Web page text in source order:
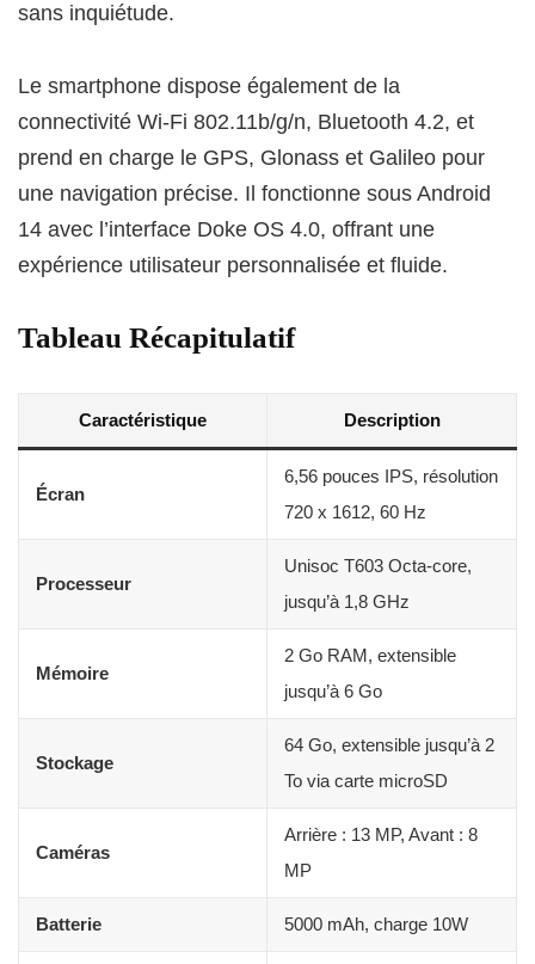
sans inquiétude.
Le smartphone dispose également de la
connectivité Wi-Fi 802.11b/g/n, Bluetooth 4.2, et
prend en charge le GPS, Glonass et Galileo pour
une navigation précise. Il fonctionne sous Android
14 avec l’interface Doke OS 4.0, offrant une
expérience utilisateur personnalisée et fluide.
Tableau Récapitulatif
Caractéristique Description
Écran
6,56 pouces IPS, résolution
720 x 1612, 60 Hz
Processeur
Unisoc T603 Octa-core,
jusqu’à 1,8 GHz
Mémoire
2 Go RAM, extensible
jusqu’à 6 Go
Stockage
64 Go, extensible jusqu’à 2
To via carte microSD
Caméras
Arrière : 13 MP, Avant : 8
MP
Batterie 5000 mAh, charge 10W